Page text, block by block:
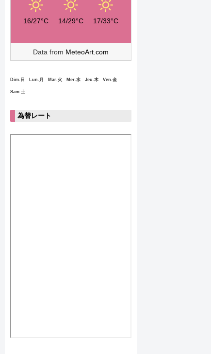
16/27°C 14/29°C 17/33°C
Data from MeteoArt.com
Dim.日 Lun.月 Mar.火 Mer.水 Jeu.木 Ven.金
Sam.土
為替レート